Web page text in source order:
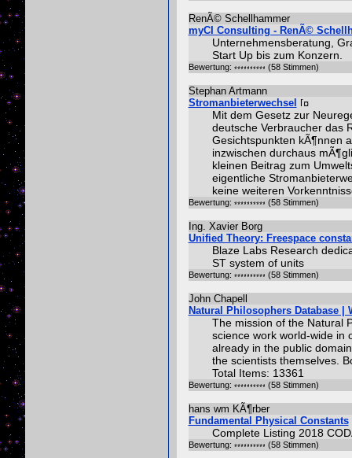
RenÃ© Schellhammer
myCI Consulting - RenÃ©
Unternehmensberatung,
Start Up bis zum Konzern.
Bewertung: (58 Stimmen)
Stephan Artmann
Stromanbieterwechsel
Mit dem Gesetz zur
deutsche Verbraucher das
Gesichtspunkten kÃ¶nnen
inzwischen durchaus
kleinen Beitrag zum
eigentliche
keine weiteren
Bewertung: (58 Stimmen)
Ing. Xavier Borg
Unified Theory: Freespace
Blaze Labs Research
ST system of units
Bewertung: (58 Stimmen)
John Chapell
Natural Philosophers Database |
The mission of the Natural
science work world-wide in
already in the public
the scientists themselves.
Total Items: 13361
Bewertung: (58 Stimmen)
hans wm KÃ¶rber
Fundamental Physical Constants
Complete Listing 2018
Bewertung: (58 Stimmen)